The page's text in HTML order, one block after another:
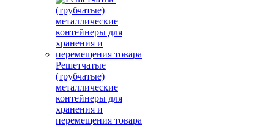
Решетчатые
(трубчатые)
металлические
контейнеры для
хранения и
перемещения товара